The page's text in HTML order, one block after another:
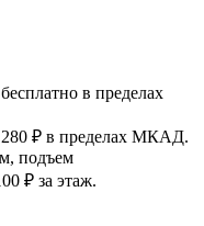
в пределах
₽ в пределах МКАД.
подъем
₽ за этаж.